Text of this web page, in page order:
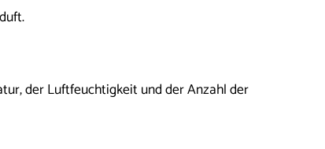
der Luftfeuchtigkeit und der Anzahl der